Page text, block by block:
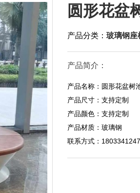
圆形花盆
产品分类： 玻璃钢座
产品简介：
产品名称：圆形花盆树
产品尺寸：支持定制
产品颜色：支持定制
产品材质：玻璃钢
联系方式：